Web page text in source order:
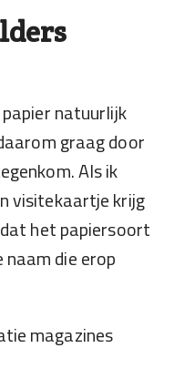
natuurlijk
graag door
Als ik
visitekaartje krijg
het papiersoort
die erop